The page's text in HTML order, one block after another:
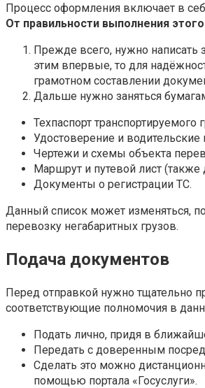
Процесс оформления включает в
От правильности выполнения
Прежде всего, нужно написать
этим впервые, то для
грамотном составлении
Дальше нужно заняться
Техпаспорт транспортируемого
Удостоверение и
Чертежи и схемы объекта
Маршрут и путевой лист
Документы о регистрации ТС.
Данный список может изменяться,
перевозку негабаритных грузов.
Подача документов
Перед отправкой нужно тщательно
соответствующие полномочия в
Подать лично, придя в
Передать с доверенным
Сделать это можно
помощью портала «Госуслуги».